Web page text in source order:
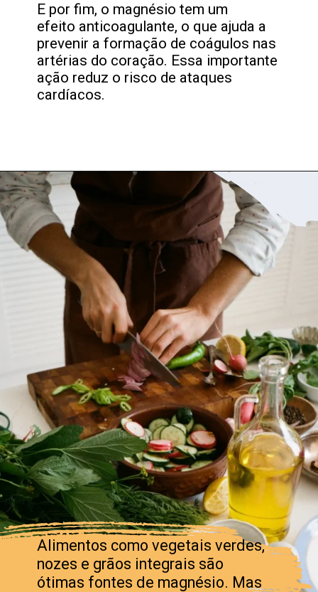
E por fim, o magnésio tem um
efeito anticoagulante, o que ajuda a
prevenir a formação de coágulos nas
artérias do coração. Essa importante
ação reduz o risco de ataques
cardíacos.
Alimentos como vegetais verdes,
nozes e grãos integrais são
ótimas fontes de magnésio. Mas